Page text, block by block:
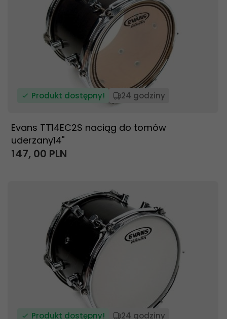
Produkt dostępny! 24 godziny
Evans TT14EC2S naciąg do tomów
uderzany14"
147, 00 PLN
Produkt dostępny! 24 godziny